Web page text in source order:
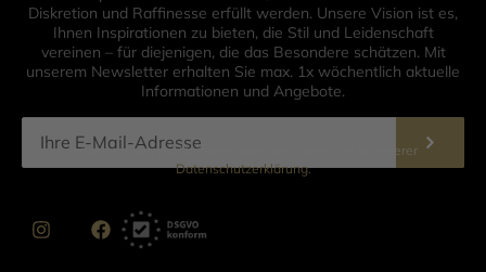
Diskretion und Raffinesse erfüllt werden. Unsere Vision ist es,
Ihnen Inspirationen zu bieten, die Stil und Leidenschaft
vereinen – für diejenigen, die das Besondere schätzen. Mit
unserem Newsletter erhalten Sie max. 1x wöchentlich aktuelle
Informationen und Angebote.
Informationen zur Datenverarbeitung finden Sie in unserer
Datenschutzerklärung.